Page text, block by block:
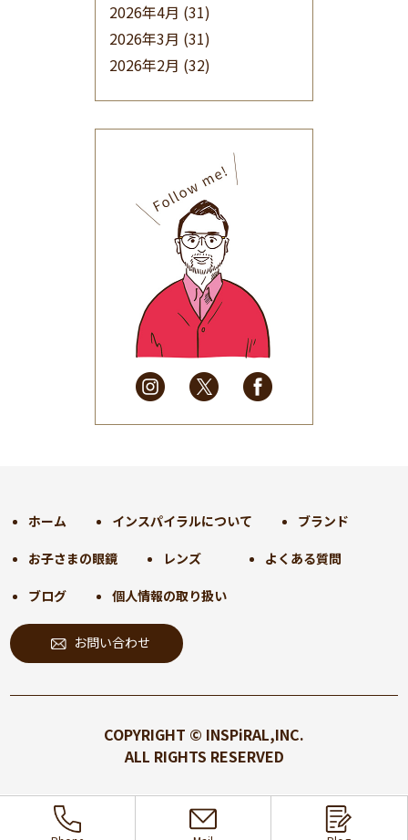
2026年4月 (31)
2026年3月 (31)
2026年2月 (32)
(32)
2025年9月(30)
2025年8月(31)
2025年7月(37)
2025年6月(48)
2025年5月
(41)
2025年4月
(32)
2025年3月(31)
2025年2月
(28)
2025年1月
(34)
2024年9月(30)
2024年7月(31)
2024年6月(30)
2024年5月
2024年4月 (32)
2024年2月(31)
2024年1月(45)
2023年12月(31)
(31)
(32)
ホーム インスパイラルについて ブランド
お子さまの眼鏡 レンズ よくある質問
ブログ 個人情報の取り扱い
お問い合わせ
COPYRIGHT © INSPiRAL,INC.
ALL RIGHTS RESERVED